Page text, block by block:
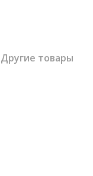
Другие товары